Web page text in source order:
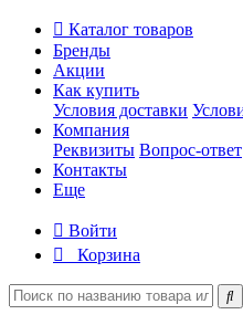
Каталог товаров
Бренды
Акции
Как купить
Условия доставки
Компания
Реквизиты Вопрос-ответ
Контакты
Еще
Войти
Корзина